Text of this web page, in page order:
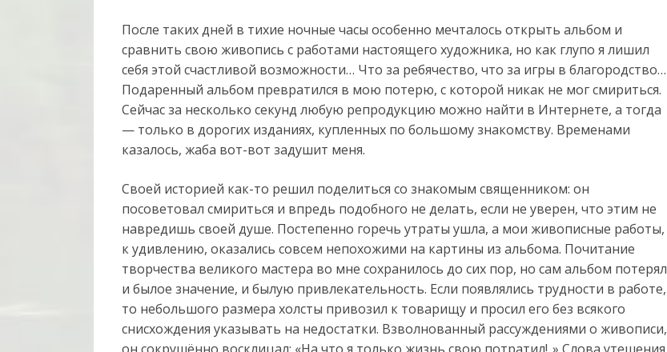
После таких дней в тихие ночные часы особенно мечталось открыть альбом и
сравнить свою живопись с работами настоящего художника, но как глупо я лишил
себя этой счастливой возможности… Что за ребячество, что за игры в благородство…
Подаренный альбом превратился в мою потерю, с которой никак не мог смириться.
Сейчас за несколько секунд любую репродукцию можно найти в Интернете, а тогда
— только в дорогих изданиях, купленных по большому знакомству. Временами
казалось, жаба вот-вот задушит меня.
Своей историей как-то решил поделиться со знакомым священником: он
посоветовал смириться и впредь подобного не делать, если не уверен, что этим не
навредишь своей душе. Постепенно горечь утраты ушла, а мои живописные работы,
к удивлению, оказались совсем непохожими на картины из альбома. Почитание
творчества великого мастера во мне сохранилось до сих пор, но сам альбом потерял
и былое значение, и былую привлекательность. Если появлялись трудности в работе,
то небольшого размера холсты привозил к товарищу и просил его без всякого
снисхождения указывать на недостатки. Взволнованный рассуждениями о живописи,